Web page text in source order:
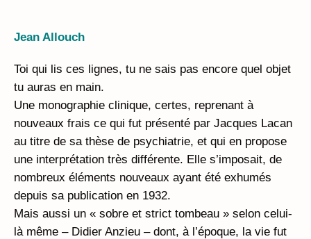
Jean Allouch
Toi qui lis ces lignes, tu ne sais pas encore quel objet
tu auras en main.
Une monographie clinique, certes, reprenant à
nouveaux frais ce qui fut présenté par Jacques Lacan
au titre de sa thèse de psychiatrie, et qui en propose
une interprétation très différente. Elle s’imposait, de
nombreux éléments nouveaux ayant été exhumés
depuis sa publication en 1932.
Mais aussi un « sobre et strict tombeau » selon celui-
là même – Didier Anzieu – dont, à l’époque, la vie fut